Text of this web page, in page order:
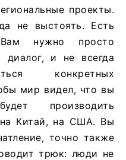
проекты.
не выстоять. Есть
Вам нужно просто
диалог, и не всегда
конкретных
мир видел, что вы
производить
на Китай, на США. Вы
точно также
трюк: люди не